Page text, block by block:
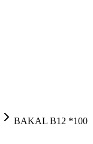
BAKAL B12 *100